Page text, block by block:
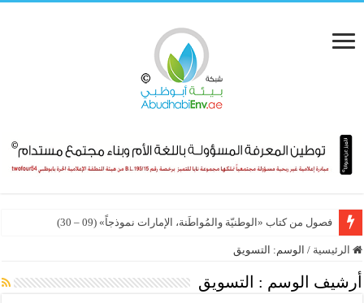
فصول من كتاب «الوطنيّة والمُواطَنة، الإمارات نموذجاً» (09 – 30)
الرئيسية / الوسم: التسويق
أرشيف الوسم : التسويق